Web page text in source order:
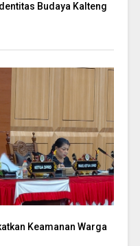
Budaya Kalteng
Keamanan Warga